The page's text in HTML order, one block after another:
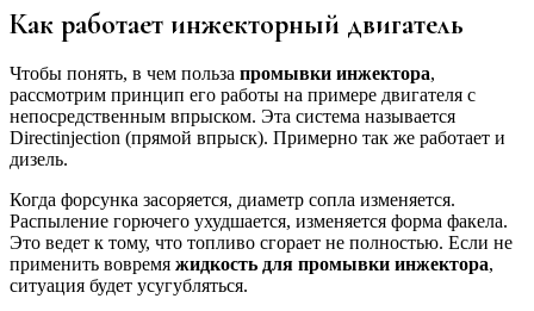
Как работает инжекторный двигатель
Чтобы понять, в чем польза промывки инжектора,
рассмотрим принцип его работы на примере двигателя с
непосредственным впрыском. Эта система называется
Directinjection (прямой впрыск). Примерно так же работает и
дизель.
Когда форсунка засоряется, диаметр сопла изменяется.
Распыление горючего ухудшается, изменяется форма факела.
Это ведет к тому, что топливо сгорает не полностью. Если не
применить вовремя жидкость для промывки инжектора,
ситуация будет усугубляться.